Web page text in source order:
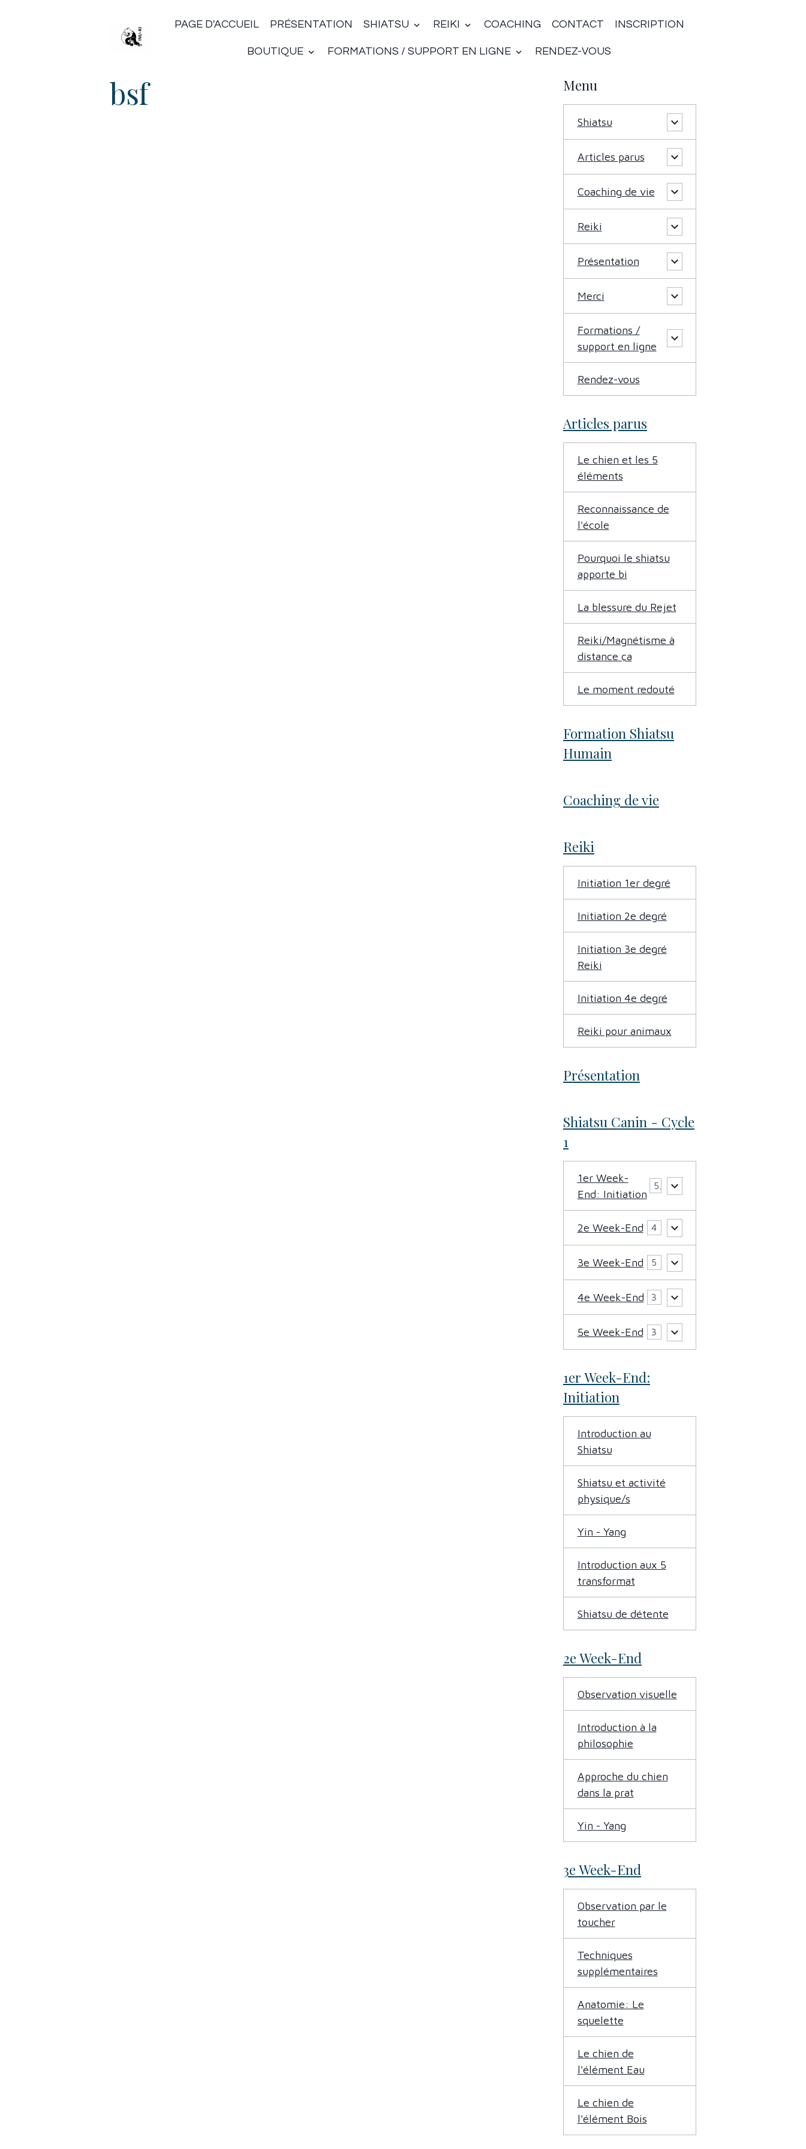
PAGE D'ACCUEIL PRÉSENTATION SHIATSU REIKI COACHING CONTACT INSCRIPTION
BOUTIQUE FORMATIONS / SUPPORT EN LIGNE RENDEZ-VOUS
bsf Menu
Shiatsu
Articles parus
Coaching de vie
Reiki
Présentation
Merci
Formations /
support en ligne
Rendez-vous
Articles parus
Le chien et les 5
éléments
Reconnaissance de
l'école
Pourquoi le shiatsu
apporte bi
La blessure du Rejet
Reiki/Magnétisme à
distance ça
Le moment redouté
Formation Shiatsu
Humain
Coaching de vie
Reiki
Initiation 1er degré
Initiation 2e degré
Initiation 3e degré
Reiki
Initiation 4e degré
Reiki pour animaux
Présentation
Shiatsu Canin - Cycle
1
1er Week-
End: Initiation
2e Week-End 4
3e Week-End 5
4e Week-End 3
5e Week-End 3
1er Week-End:
Initiation
Introduction au
Shiatsu
Shiatsu et activité
physique/s
Yin - Yang
Introduction aux 5
transformat
Shiatsu de détente
2e Week-End
Observation visuelle
Introduction à la
philosophie
Approche du chien
dans la prat
Yin - Yang
3e Week-End
Observation par le
toucher
Techniques
supplémentaires
Anatomie: Le
squelette
Le chien de
l'élément Eau
Le chien de
l'élément Bois